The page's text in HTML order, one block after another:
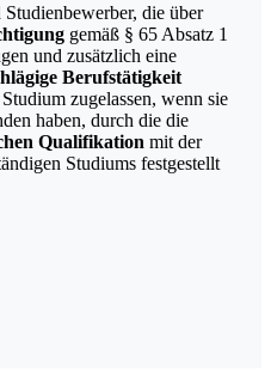
die über
gemäß § 65 Absatz 1
und zusätzlich eine
Berufstätigkeit
zugelassen, wenn sie
haben, durch die die
Qualifikation mit der
Studiums festgestellt